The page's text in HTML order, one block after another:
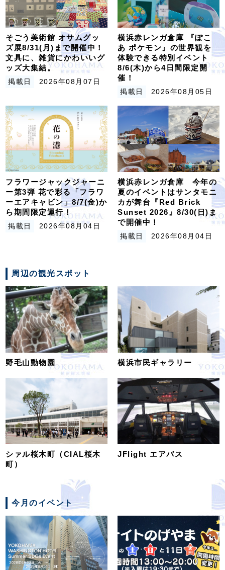
そごう美術館 オサムグッ
ズ展8/31(月)まで開催中！
文具に、雑貨にかわいいグ
ッズ大集結。
掲載日 2026年08月07日
横浜赤レンガ倉庫 『ぽこ
あ ポケモン』の世界観を
体験できる特別イベント
8/6(木)から4日間限定開
催！
掲載日 2026年08月05日
フラワージャックジャーニ
ー第3弾 花で彩る「フラワ
ーエアキャビン」8/7(金)か
ら期間限定運行！
掲載日 2026年08月04日
横浜赤レンガ倉庫 今年の
夏のイベントはサンタモニ
カが舞台『Red Brick
Sunset 2026』8/30(日)ま
で開催中！
掲載日 2026年08月04日
周辺の観光スポット
野毛山動物園 横浜市民ギャラリー
シァル桜木町（CIAL桜木
町）
JFlight エアバス
今月のイベント